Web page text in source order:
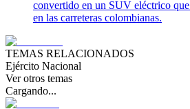
convertido en un SUV eléctrico
en las carreteras colombianas.
TEMAS RELACIONADOS
Ejército Nacional
Ver otros temas
Cargando...